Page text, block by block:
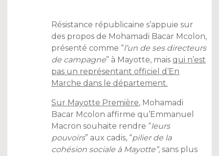
Résistance républicaine s’appuie sur
des propos de Mohamadi Bacar Mcolon,
présenté comme “l’un de ses directeurs
de campagne” à Mayotte, mais qui n’est
pas un représentant officiel d’En
Marche dans le département.
Sur Mayotte Première, Mohamadi
Bacar Mcolon affirme qu’Emmanuel
Macron souhaite rendre “leurs
pouvoirs” aux cadis, “pilier de la
cohésion sociale à Mayotte”, sans plus